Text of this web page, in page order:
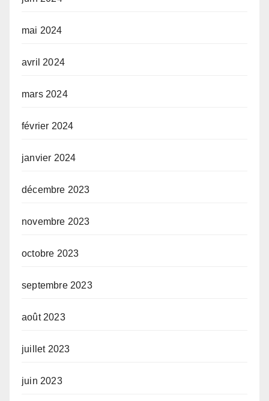
mai 2024
avril 2024
mars 2024
février 2024
janvier 2024
décembre 2023
novembre 2023
octobre 2023
septembre 2023
août 2023
juillet 2023
juin 2023